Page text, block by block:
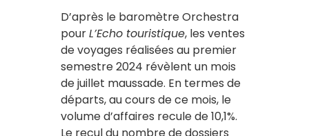
D’après le baromètre Orchestra
pourL’Echo touristique, les ventes
de voyages réalisées au premier
semestre 2024 révèlent un mois
de juillet maussade. En termes de
départs, au cours de ce mois, le
volume d’affaires recule de 10,1%.